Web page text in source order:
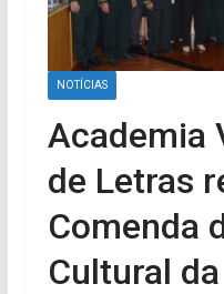
NOTÍCIAS
Academia
de Letras
Comenda
Cultural